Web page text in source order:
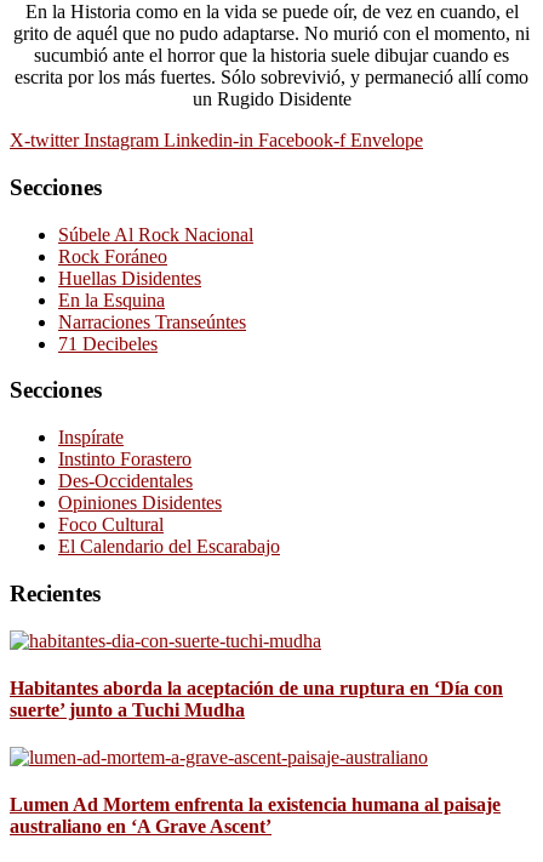
En la Historia como en la vida se puede oír, de vez en cuando, el
grito de aquél que no pudo adaptarse. No murió con el momento, ni
sucumbió ante el horror que la historia suele dibujar cuando es
escrita por los más fuertes. Sólo sobrevivió, y permaneció allí como
un Rugido Disidente
X-twitter Instagram Linkedin-in Facebook-f Envelope
Secciones
Súbele Al Rock Nacional
Rock Foráneo
Huellas Disidentes
En la Esquina
Narraciones Transeúntes
71 Decibeles
Secciones
Inspírate
Instinto Forastero
Des-Occidentales
Opiniones Disidentes
Foco Cultural
El Calendario del Escarabajo
Recientes
Habitantes aborda la aceptación de una ruptura en ‘Día con
suerte’ junto a Tuchi Mudha
Lumen Ad Mortem enfrenta la existencia humana al paisaje
australiano en ‘A Grave Ascent’